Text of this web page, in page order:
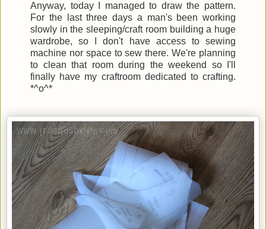
Anyway, today I managed to draw the pattern.
For the last three days a man's been working
slowly in the sleeping/craft room building a huge
wardrobe, so I don't have access to sewing
machine nor space to sew there. We're planning
to clean that room during the weekend so I'll
finally have my craftroom dedicated to crafting.
*^o^*